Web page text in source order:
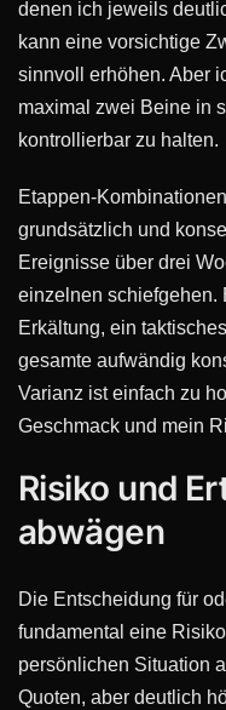
denen ich jeweils
kann eine vorsichtige
sinnvoll erhöhen. Aber
maximal zwei Beine in
kontrollierbar zu halten.
Etappen-
grundsätzlich und
Ereignisse über drei
einzelnen schiefgehen.
Erkältung, ein
gesamte aufwändig
Varianz ist einfach zu
Geschmack und mein
Risiko und
abwägen
Die Entscheidung für
fundamental eine
persönlichen Situation
Quoten, aber deutlich